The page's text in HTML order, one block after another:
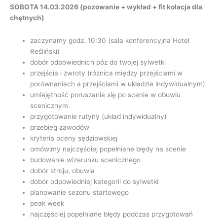
SOBOTA 14.03.2026 (pozowanie + wykład + fit kolacja dla
chętnych)
zaczynamy godz. 10:30 (sala konferencyjna Hotel
Reśliński)
dobór odpowiednich póz do twojej sylwetki
przejścia i zwroty (różnica między przejściami w
porównaniach a przejściami w układzie indywidualnym)
umiejętność poruszania się po scenie w obuwiu
scenicznym
przygotowanie rutyny (układ indywidualny)
przebieg zawodów
kryteria oceny sędziowskiej
omówimy najczęściej popełniane błędy na scenie
budowanie wizerunku scenicznego
dobór stroju, obuwia
dobór odpowiedniej kategorii do sylwetki
planowanie sezonu startowego
peak week
najczęściej popełniane błędy podczas przygotowań